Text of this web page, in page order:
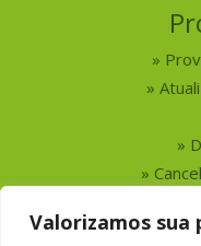
Valorizamos sua